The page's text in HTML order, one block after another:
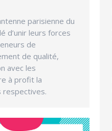
parisienne du
d’unir leurs forces
de
de qualité,
avec les
à profit la
respectives.